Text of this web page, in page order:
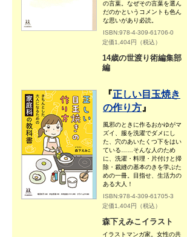
の言葉。なぜその言葉を選ん
だのかというコメントも色ん
な思いがあり必読。
ISBN:978-4-309-61706-0
定価1,404円（税込）
14歳の世渡り術編集部
編
『正しい目玉焼き
の作り方 』
風邪のときに作るおかゆがマ
ズイ、服を洗濯でダメにし
た、穴のあいたくつ下をはい
ている……そんな人のため
に、洗濯・料理・片付けと掃
除・裁縫の基本のきを学ぶた
めの一冊。目指せ、生活力の
ある大人！
ISBN:978-4-309-61705-3
定価1,404円（税込）
森下えみこイラスト
イラストマンガ家。女性の共